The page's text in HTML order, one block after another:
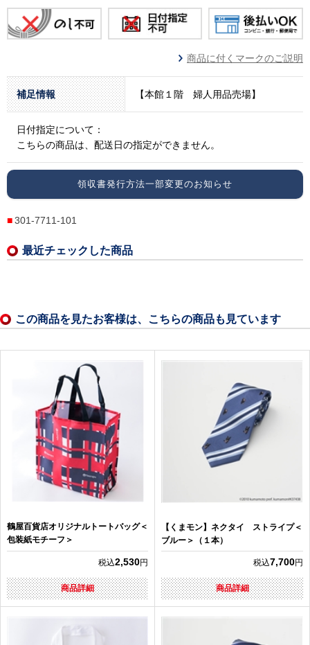
商品に付くマークのご説明
補足情報 【本館１階 婦人用品売場】
日付指定について：
こちらの商品は、配送日の指定ができません。
領収書発行方法一部変更のお知らせ
301-7711-101
最近チェックした商品
この商品を見たお客様は、こちらの商品も見ています
鶴屋百貨店オリジナルトートバッグ＜
包装紙モチーフ＞
税込2,530円
商品詳細
【くまモン】ネクタイ ストライプ＜
ブルー＞（１本）
税込7,700円
商品詳細